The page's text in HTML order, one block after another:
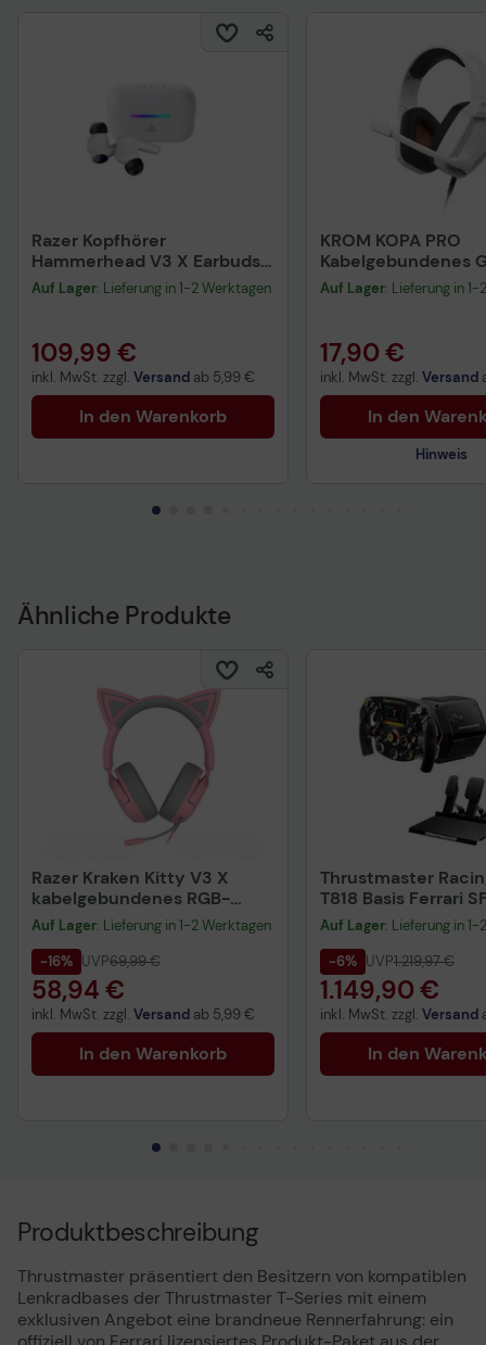
Razer Kopfhörer
Hammerhead V3 X Earbuds
HyperSpeed Wireless für
Playstation weiß
Auf Lager: Lieferung in 1-2 Werktagen
109,99 €
inkl. MwSt. zzgl. Versand ab 5,99 €
In den Warenkorb
KROM KOPA PRO
Kabelgebundenes
Headset weiß
Auf Lager: Lieferung in
17,90 €
inkl. MwSt. zzgl. Versand
In den
Hinweis
Ähnliche Produkte
Razer Kraken Kitty V3 X
kabelgebundenes RGB-
Kitty-Headset für Gaming,
quartz
Auf Lager: Lieferung in 1-2 Werktagen
-16% UVP69,99 €
58,94 €
inkl. MwSt. zzgl. Versand ab 5,99 €
In den Warenkorb
Thrustmaster
T818 Basis Ferrari
Lenkrad Pedals III
Auf Lager: Lieferung in
-6% UVP1.219,97 €
1.149,90 €
inkl. MwSt. zzgl. Versand
In den
Produktbeschreibung
Thrustmaster präsentiert den Besitzern von kompatiblen
Lenkradbases der Thrustmaster T-Series mit einem
exklusiven Angebot eine brandneue Rennerfahrung: ein